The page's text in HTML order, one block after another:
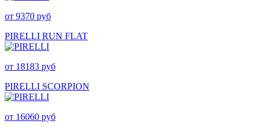
от 9370 руб
PIRELLI RUN FLAT
от 18183 руб
PIRELLI SCORPION
от 16060 руб